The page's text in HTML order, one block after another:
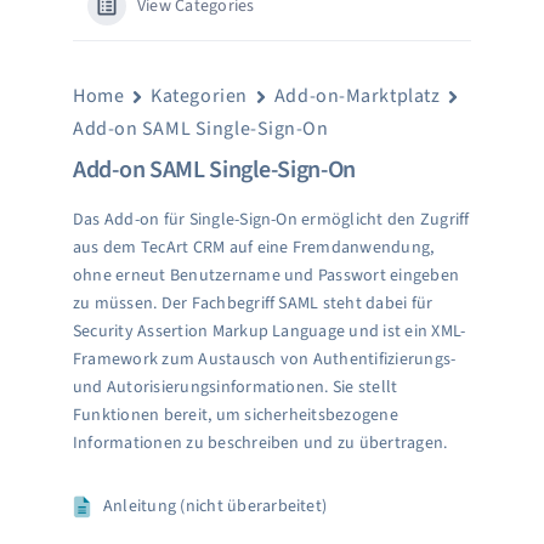
View Categories
Home Kategorien
Add-on-Marktplatz
Add-on SAML Single-Sign-On
Add-on SAML Single-Sign-On
Das Add-on für Single-Sign-On ermöglicht den Zugriff
aus dem TecArt CRM auf eine Fremdanwendung,
ohne erneut Benutzername und Passwort eingeben
zu müssen. Der Fachbegriff SAML steht dabei für
Security Assertion Markup Language und ist ein XML-
Framework zum Austausch von Authentifizierungs-
und Autorisierungsinformationen. Sie stellt
Funktionen bereit, um sicherheitsbezogene
Informationen zu beschreiben und zu übertragen.
Anleitung (nicht überarbeitet)